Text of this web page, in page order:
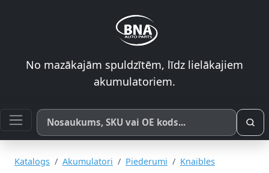
No mazākajām spuldzītēm, līdz lielākajiem
akumulatoriem.
Meklēt pēc produkta nosaukuma, SKU vai OE koda
Katalogs Akumulatori Piederumi Knaibles